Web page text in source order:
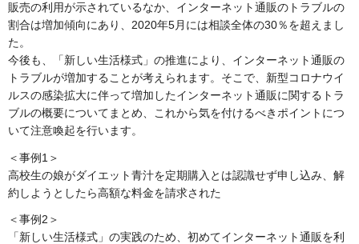
販売の利用が示されているなか、インターネット通販のトラブルの
割合は増加傾向にあり、2020年5月には相談全体の30％を超えまし
た。
今後も、「新しい生活様式」の推進により、インターネット通販の
トラブルが増加することが考えられます。そこで、新型コロナウイ
ルスの感染拡大に伴って増加したインターネット通販に関するトラ
ブルの概要についてまとめ、これから気を付けるべきポイントにつ
いて注意喚起を行います。
＜事例1＞
高校生の娘がダイエット青汁を定期購入とは認識せず申し込み、解
約しようとしたら高額な料金を請求された
＜事例2＞
「新しい生活様式」の実践のため、初めてインターネット通販を利